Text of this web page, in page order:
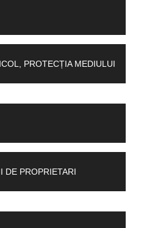
PROTECȚIA MEDIULUI
DE PROPRIETARI